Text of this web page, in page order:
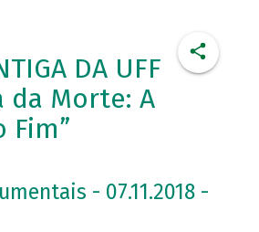
DA UFF
da Morte: A
Fim”
- 07.11.2018 -